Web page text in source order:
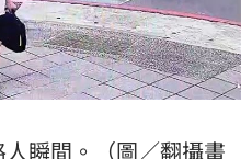
瞬間。（圖／翻攝畫